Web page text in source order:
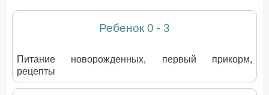
Ребенок 0 - 3
Питание новорожденных, первый прикорм,
рецепты